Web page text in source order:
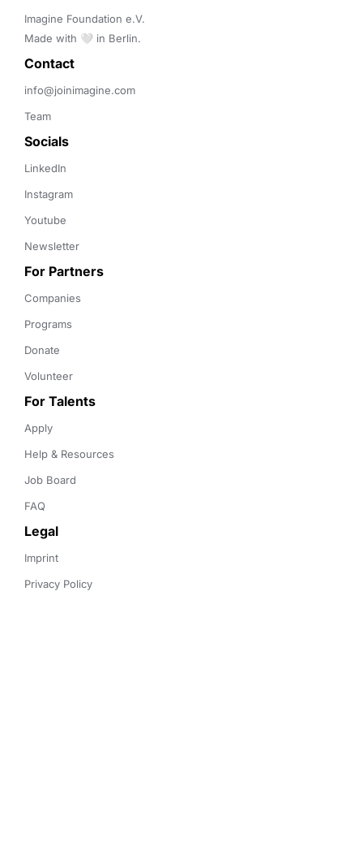
Imagine Foundation e.V.
Made with 🤍 in Berlin.
Contact
info@joinimagine.com
Team
Socials
LinkedIn
Instagram
Youtube
Newsletter
For Partners
Companies
Programs
Donate
Volunteer
For Talents
Apply
Help & Resources
Job Board
FAQ
Legal
Imprint
Privacy Policy